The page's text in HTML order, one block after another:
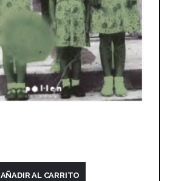
AÑADIR AL CARRITO